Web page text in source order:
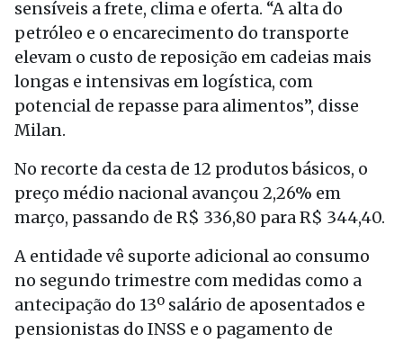
sensíveis a frete, clima e oferta. “A alta do
petróleo e o encarecimento do transporte
elevam o custo de reposição em cadeias mais
longas e intensivas em logística, com
potencial de repasse para alimentos”, disse
Milan.
No recorte da cesta de 12 produtos básicos, o
preço médio nacional avançou 2,26% em
março, passando de R$ 336,80 para R$ 344,40.
A entidade vê suporte adicional ao consumo
no segundo trimestre com medidas como a
antecipação do 13º salário de aposentados e
pensionistas do INSS e o pagamento de